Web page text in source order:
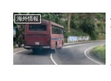
海外情報